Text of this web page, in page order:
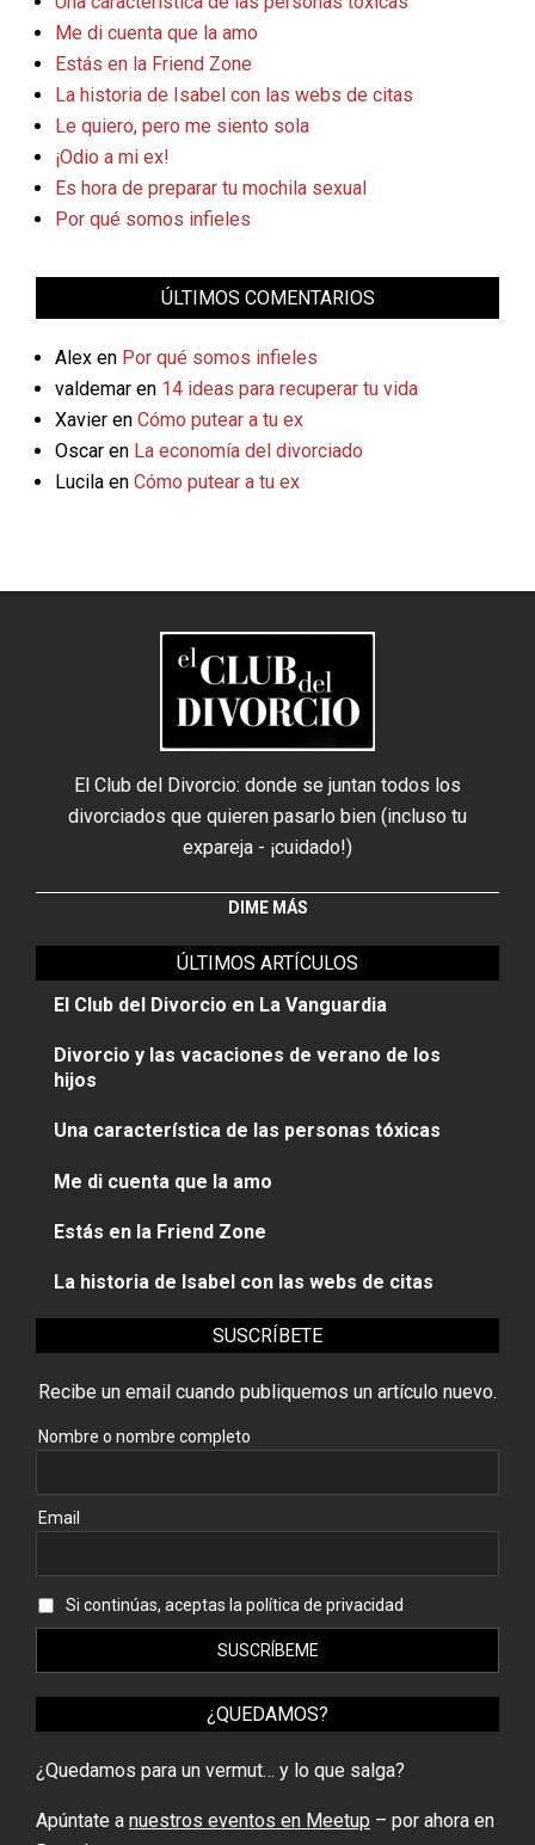
Me di cuenta que la amo
Estás en la Friend Zone
La historia de Isabel con las webs de citas
Le quiero, pero me siento sola
¡Odio a mi ex!
Es hora de preparar tu mochila sexual
Por qué somos infieles
ÚLTIMOS COMENTARIOS
Alex en Por qué somos infieles
valdemar en 14 ideas para recuperar tu vida
Xavier en Cómo putear a tu ex
Oscar en La economía del divorciado
Lucila en Cómo putear a tu ex
El Club del Divorcio: donde se juntan todos los
divorciados que quieren pasarlo bien (incluso tu
expareja - ¡cuidado!)
DIME MÁS
ÚLTIMOS ARTÍCULOS
El Club del Divorcio en La Vanguardia
Divorcio y las vacaciones de verano de los
hijos
Una característica de las personas tóxicas
Me di cuenta que la amo
Estás en la Friend Zone
La historia de Isabel con las webs de citas
SUSCRÍBETE
Recibe un email cuando publiquemos un artículo nuevo.
Nombre o nombre completo
Email
Si continúas, aceptas la política de privacidad
¿QUEDAMOS?
¿Quedamos para un vermut… y lo que salga?
Apúntate a nuestros eventos en Meetup – por ahora en